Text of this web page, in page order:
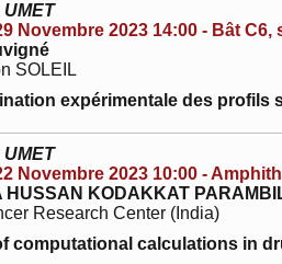
Novembre 2023 14:00 - Bât C6,
SOLEIL
expérimentale des profils
Novembre 2023 10:00 -
HUSSAN KODAKKAT
Research Center (India)
computational calculations in